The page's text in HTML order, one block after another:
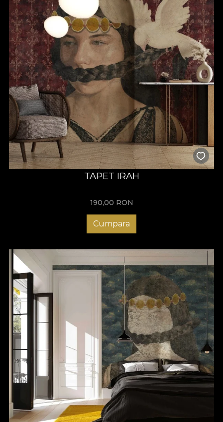
TAPET IRAH
190,00 RON
Cumpara